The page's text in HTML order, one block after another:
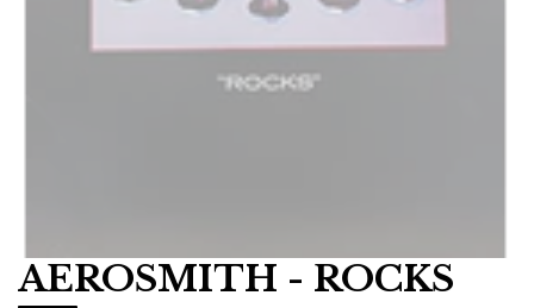
AEROSMITH - ROCKS